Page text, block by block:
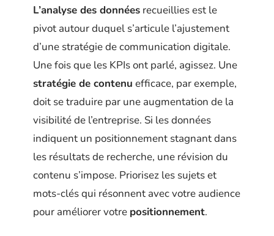
L’analyse des données recueillies est le
pivot autour duquel s’articule l’ajustement
d’une stratégie de communication digitale.
Une fois que les KPIs ont parlé, agissez. Une
stratégie de contenu efficace, par exemple,
doit se traduire par une augmentation de la
visibilité de l’entreprise. Si les données
indiquent un positionnement stagnant dans
les résultats de recherche, une révision du
contenu s’impose. Priorisez les sujets et
mots-clés qui résonnent avec votre audience
pour améliorer votre positionnement.